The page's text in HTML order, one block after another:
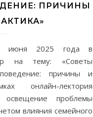
ПРИЧИНЫ
июня 2025 года в
на тему: «Советы
причины и
онлайн-лектория
освещение проблемы
влияния семейного